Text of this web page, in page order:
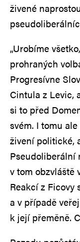
živené
„Urobíme
prohraných
Progresívne
Cintula z Levic,
si to před
svém. I tomu
živení politické,
Pseudoliberální
v tom obzvláště
Reakcí z
a v případě
k její přeměně.